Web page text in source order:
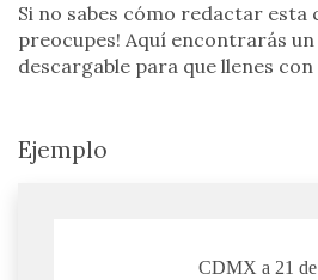
Si no sabes cómo redactar esta
preocupes! Aquí encontrarás
descargable para que llenes
Ejemplo
CDMX a 21